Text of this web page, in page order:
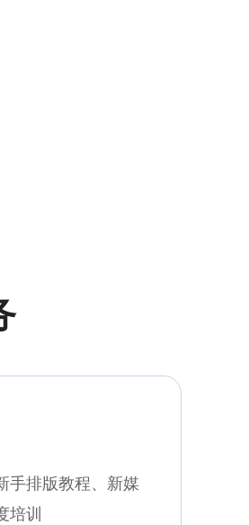
手排版教程、新媒
培训